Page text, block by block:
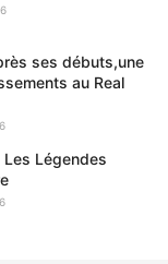
ses débuts,une
au Real
Les Légendes